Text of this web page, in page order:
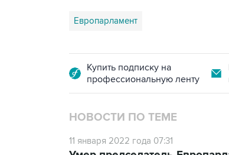
Европарламент
Купить подписку на
профессиональную ленту
НОВОСТИ ПО ТЕМЕ
11 января 2022 года 07:31